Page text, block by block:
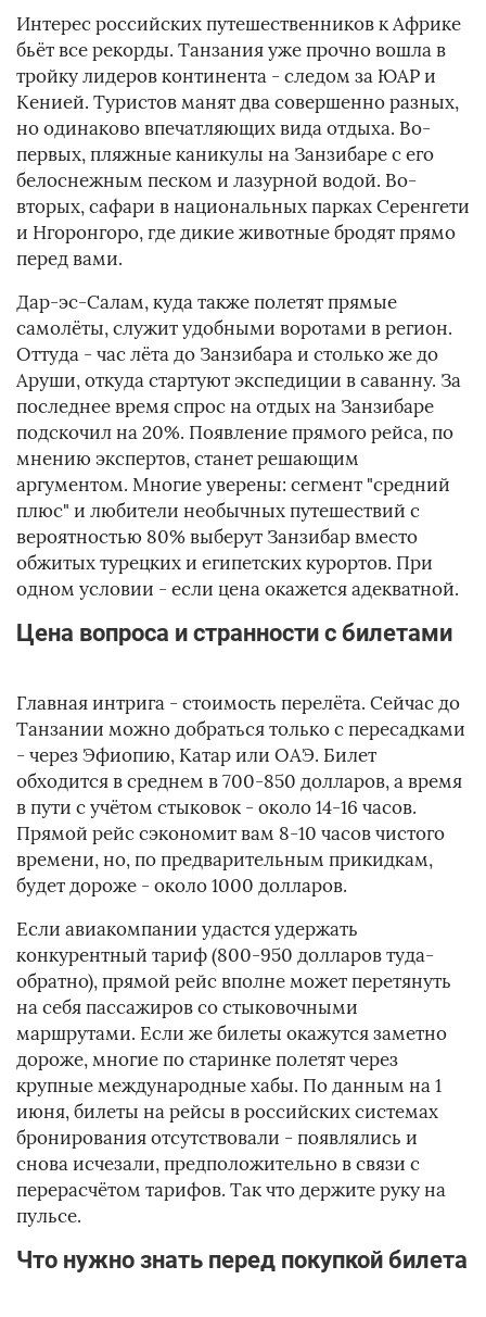
Интерес российских путешественников к Африке
бьёт все рекорды. Танзания уже прочно вошла в
тройку лидеров континента - следом за ЮАР и
Кенией. Туристов манят два совершенно разных,
но одинаково впечатляющих вида отдыха. Во-
первых, пляжные каникулы на Занзибаре с его
белоснежным песком и лазурной водой. Во-
вторых, сафари в национальных парках Серенгети
и Нгоронгоро, где дикие животные бродят прямо
перед вами.
Дар-эс-Салам, куда также полетят прямые
самолёты, служит удобными воротами в регион.
Оттуда - час лёта до Занзибара и столько же до
Аруши, откуда стартуют экспедиции в саванну. За
последнее время спрос на отдых на Занзибаре
подскочил на 20%. Появление прямого рейса, по
мнению экспертов, станет решающим
аргументом. Многие уверены: сегмент "средний
плюс" и любители необычных путешествий с
вероятностью 80% выберут Занзибар вместо
обжитых турецких и египетских курортов. При
одном условии - если цена окажется адекватной.
Цена вопроса и странности с билетами
Главная интрига - стоимость перелёта. Сейчас до
Танзании можно добраться только с пересадками
- через Эфиопию, Катар или ОАЭ. Билет
обходится в среднем в 700-850 долларов, а время
в пути с учётом стыковок - около 14-16 часов.
Прямой рейс сэкономит вам 8-10 часов чистого
времени, но, по предварительным прикидкам,
будет дороже - около 1000 долларов.
Если авиакомпании удастся удержать
конкурентный тариф (800-950 долларов туда-
обратно), прямой рейс вполне может перетянуть
на себя пассажиров со стыковочными
маршрутами. Если же билеты окажутся заметно
дороже, многие по старинке полетят через
крупные международные хабы. По данным на 1
июня, билеты на рейсы в российских системах
бронирования отсутствовали - появлялись и
снова исчезали, предположительно в связи с
перерасчётом тарифов. Так что держите руку на
пульсе.
Что нужно знать перед покупкой билета